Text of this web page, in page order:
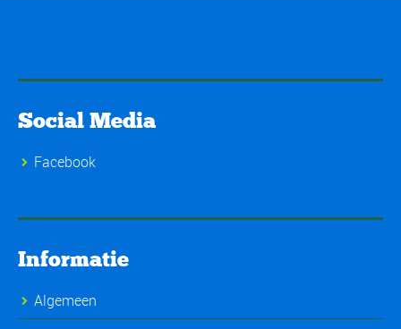
Social Media
Facebook
Informatie
Algemeen